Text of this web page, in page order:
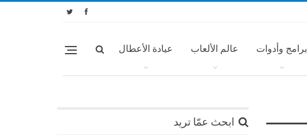
برامج وأدوات عالم الألعاب عيادة الأعطال
ابحث عمّا تريد